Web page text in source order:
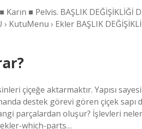
■ Pelvis. BAŞLIK DEĞİŞİKLİĞİ
KutuMenu › Ekler BAŞLIK
çiçeğe aktarmaktır. Yapısı
destek görevi gören çiçek sapı
parçalardan oluşur? İşlevleri
which-parts…